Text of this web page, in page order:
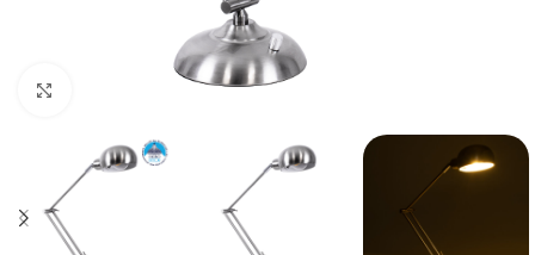
Κλικ για μεγέθυνση